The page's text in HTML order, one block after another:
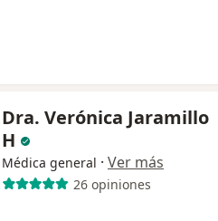
Dra. Verónica Jaramillo
H
Médica general · Ver más
26 opiniones